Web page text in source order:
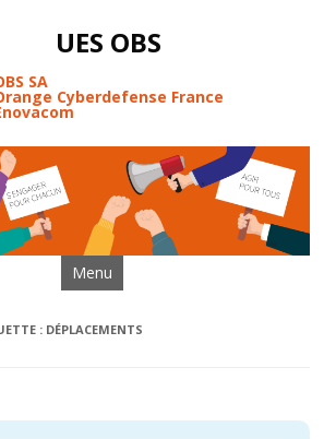
UES OBS
SA
Cyberdefense France
Menu Aller au contenu
: DÉPLACEMENTS